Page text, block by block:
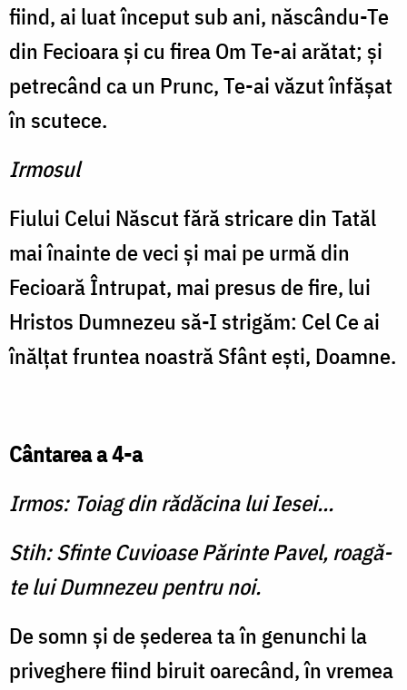
fiind, ai luat început sub ani, născându-Te
din Fecioara şi cu firea Om Te-ai arătat; şi
petre­când ca un Prunc, Te-ai văzut înfăşat
în scutece.
Irmosul
Fiului Celui Născut fără stricare din Tatăl
mai înainte de veci şi mai pe urmă din
Fecioară Întrupat, mai presus de fire, lui
Hristos Dumnezeu să-I strigăm: Cel Ce ai
înălţat fruntea noastră Sfânt eşti, Doamne.
Cântarea a 4-a
Irmos: Toiag din rădăcina lui Iesei...
Stih: Sfinte Cuvioase Părinte Pavel, roagă-
te lui Dumnezeu pentru noi.
De somn şi de şederea ta în genunchi la
priveghere fiind biruit oarecând, în vre­mea